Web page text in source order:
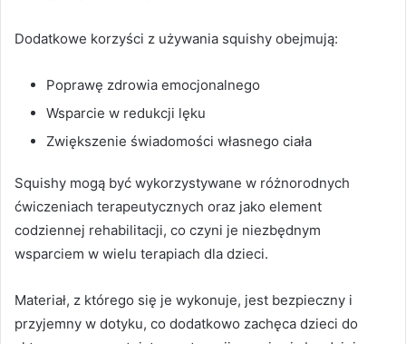
Dodatkowe korzyści z używania squishy obejmują:
Poprawę zdrowia emocjonalnego
Wsparcie w redukcji lęku
Zwiększenie świadomości własnego ciała
Squishy mogą być wykorzystywane w różnorodnych
ćwiczeniach terapeutycznych oraz jako element
codziennej rehabilitacji, co czyni je niezbędnym
wsparciem w wielu terapiach dla dzieci.
Materiał, z którego się je wykonuje, jest bezpieczny i
przyjemny w dotyku, co dodatkowo zachęca dzieci do